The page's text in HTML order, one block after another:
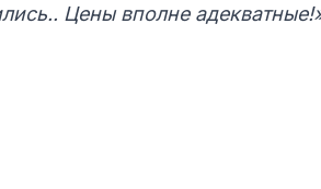
Цены вполне